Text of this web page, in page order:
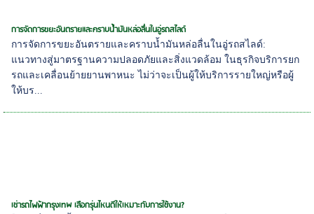
การจัดการขยะอันตรายและคราบน้ำมันหล่อลื่นในอู่รถสไลด์
การจัดการขยะอันตรายและคราบน้ำมันหล่อลื่นในอู่รถสไลด์:
แนวทางสู่มาตรฐานความปลอดภัยและสิ่งแวดล้อม ในธุรกิจบริการยก
รถและเคลื่อนย้ายยานพาหนะ ไม่ว่าจะเป็นผู้ให้บริการรายใหญ่หรือผู้
ให้บร...
เช่ารถไฟฟ้ากรุงเทพ เลือกรุ่นไหนดีให้เหมาะกับการใช้งาน?